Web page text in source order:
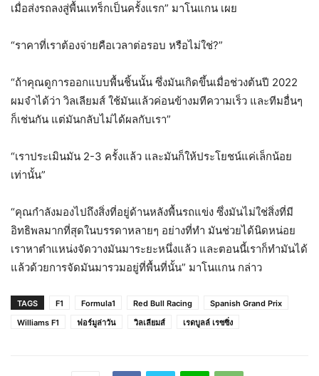
เมื่อส่งรถลงสู่พื้นแทร็กเป็นครั้งแรก” มาโนแกน เผย
“ราคาที่เราต้องจ่ายคือเวลาต่อรอบ หรือไม่ใช่?”
“ถ้าคุณดูการออกแบบพื้นชิ้นนั้น ซึ่งมันเกิดขึ้นเมื่อช่วงต้นปี 2022
ผมจำได้ว่า วิลเลียมส์ ใช้มันแล้วค่อนข้างมทีความเร็ว และทีมอื่นๆ
ก็เช่นกัน แต่มันกลับไม่ได้ผลกับเรา”
“เราประเมินมัน 2-3 ครั้งแล้ว และมันก็ให้ประโยชน์แค่เล็กน้อย
เท่านั้น”
“คุณกำลังมองไปถึงสิ่งที่อยู่ด้านหลังพื้นรถแข่ง ซึ่งมันไม่ใช่สิ่งที่มี
อิทธิพลมากที่สุดในบรรดาหลายๆ อย่างที่ทำ มันช่วยได้นิดหน่อย
เราหาตำแหน่งจัดวางมันมาระยะหนึ่งแล้ว และตอนนี้เราก็ทำมันได้
แล้วด้วยการจัดมันมารวมอยู่ที่พื้นที่นั้น” มาโนแกน กล่าว
TAGS F1 Formula1 Red Bull Racing
Spanish Grand Prix
Williams F1
ฟอร์มูล่าวัน วิลเลียมส์ เรดบูลล์ เรซซิ่ง